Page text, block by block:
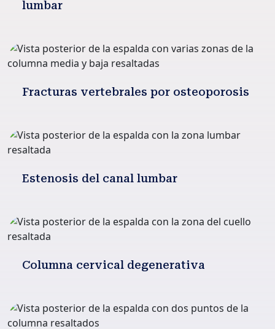
lumbar
Fracturas vertebrales por osteoporosis
Estenosis del canal lumbar
Columna cervical degenerativa